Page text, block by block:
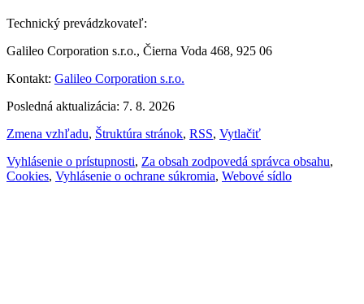
Technický prevádzkovateľ:
Galileo Corporation s.r.o., Čierna Voda 468, 925 06
Kontakt: Galileo Corporation s.r.o.
Posledná aktualizácia: 7. 8. 2026
Zmena vzhľadu, Štruktúra stránok, RSS, Vytlačiť
Vyhlásenie o prístupnosti, Za obsah zodpovedá správca obsahu,
Cookies, Vyhlásenie o ochrane súkromia, Webové sídlo